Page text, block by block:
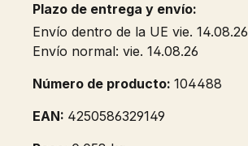
Plazo de entrega y envío:
Envío dentro de la UE vie. 14.08.26
Envío normal: vie. 14.08.26
Número de producto: 104488
EAN: 4250586329149